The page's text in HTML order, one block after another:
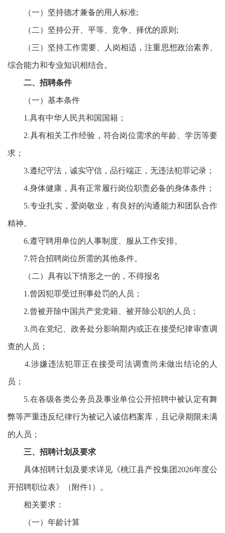
（一）坚持德才兼备的用人标准;
（二）坚持公开、平等、竞争、择优的原则;
（三）坚持工作需要、人岗相适，注重思想政治素养、
综合能力和专业知识相结合。
二、招聘条件
（一）基本条件
1.具有中华人民共和国国籍；
2.具有相关工作经验，符合岗位需求的年龄、学历等要
求；
3.遵纪守法，诚实守信，品行端正，无违法犯罪记录；
4.身体健康，具有正常履行岗位职责必备的身体条件；
5.专业扎实，爱岗敬业，有良好的沟通能力和团队合作
精神。
6.遵守聘用单位的人事制度、服从工作安排。
7.符合招聘岗位所需的其他条件。
（二）具有以下情形之一的，不得报名
1.曾因犯罪受过刑事处罚的人员；
2.曾被开除中国共产党党籍、被开除公职的人员；
3.尚在党纪、政务处分影响期内或正在接受纪律审查调
查的人员；
4.涉嫌违法犯罪正在接受司法调查尚未做出结论的人
员；
5.在各级各类公务员及事业单位公开招聘中被认定有舞
弊等严重违反纪律行为被记入诚信档案库，且记录期限未满
的人员；
三、招聘计划及要求
具体招聘计划及要求详见《桃江县产投集团2026年度公
开招聘职位表》（附件1）。
相关要求：
（一）年龄计算